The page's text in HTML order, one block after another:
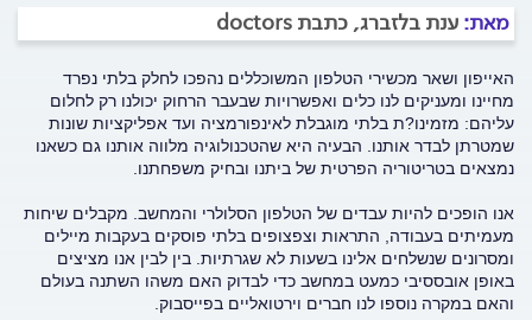
מאת: ענת בלזברג, כתבת doctors
האייפון ושאר מכשירי הטלפון המשוכללים נהפכו לחלק בלתי נפרד
מחיינו ומעניקים לנו כלים ואפשרויות שבעבר הרחוק יכולנו רק לחלום
עליהם: מזמינו?ת בלתי מוגבלת לאינפורמציה ועד אפליקציות שונות
שמטרתן לבדר אותנו. הבעיה היא שהטכנולוגיה מלווה אותנו גם כשאנו
נמצאים בטריטוריה הפרטית של ביתנו ובחיק משפחתנו.
אנו הופכים להיות עבדים של הטלפון הסלולרי והמחשב. מקבלים שיחות
מעמיתים בעבודה, התראות וצפצופים בלתי פוסקים בעקבות מיילים
ומסרונים שנשלחים אלינו בשעות לא שגרתיות. בין לבין אנו מציצים
באופן אובססיבי כמעט במחשב כדי לבדוק האם משהו השתנה בעולם
והאם במקרה נוספו לנו חברים וירטואליים בפייסבוק.